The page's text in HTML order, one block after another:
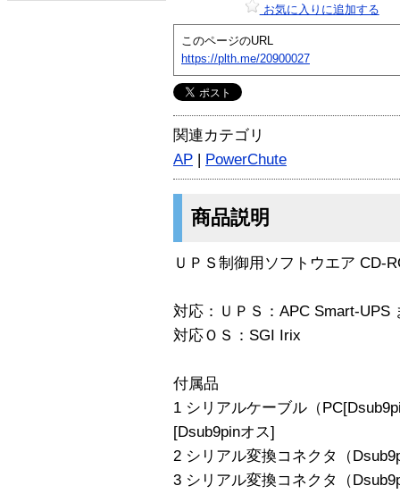
お気に入りに追加する
このページのURL
https://plth.me/20900027
関連カテゴリ
AP | PowerChute
商品説明
ＵＰＳ制御用ソフトウエア CD-
対応：ＵＰＳ：APC Smart-UPS
対応ＯＳ：SGI Irix
付属品
1 シリアルケーブル（
[Dsub9pinオス]
2 シリアル変換コネクタ（
3 シリアル変換コネクタ（